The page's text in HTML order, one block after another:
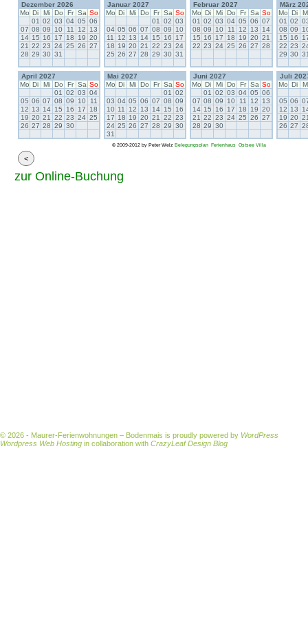
Dezember 2026
Mo Di Mi Do Fr Sa So
01 02 03 04 05 06
07 08 09 10 11 12
13
14 15 16 17 18 19 20
21 22 23 24 25 26 27
28 29 30 31
Januar 2027
Mo Di Mi Do Fr Sa So
01
02 03
04 05 06 07 08 09
10
11
12 13 14 15 16
17
18 19 20 21 22 23 24
25 26 27 28 29 30 31
Februar 2027
Mo Di Mi Do Fr Sa So
01 02 03 04 05 06 07
08 09 10 11 12 13
14
15 16 17 18 19 20 21
22 23 24 25 26 27 28
März
Mo Di
01 02
08 09
15 16
22 23
29 30
April 2027
Mo Di Mi Do Fr Sa So
01
02 03 04
05 06 07 08 09 10
11
12 13 14 15 16 17
18
19 20 21 22 23 24 25
26 27 28 29 30
Mai 2027
Mo Di Mi Do Fr Sa So
01
02
03 04 05 06 07 08 09
10 11 12 13 14 15
16
17 18 19 20 21 22 23
24 25 26 27 28 29 30
31
Juni 2027
Mo Di Mi Do Fr Sa So
01
02 03 04 05 06
07 08 09 10 11 12
13
14 15 16 17 18 19 20
21 22 23 24 25 26 27
28 29 30
Juli
Mo Di
05 06
12 13
19 20
26 27
© 2009-2012 by Peter Welz Belegungsplan Ferienhaus OstseeVilla
zur Online-Buchung
© 2026 - Maurer-Ferienwohnungen – Bodenmais is proudly powered by WordPress
Wordpress Web Hosting in collaboration with CrazyLeaf Design Blog